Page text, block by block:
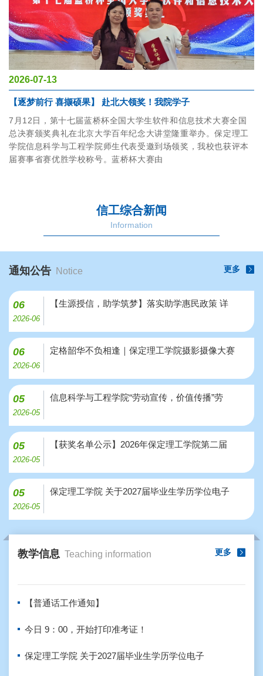
2026-07-13
【逐梦前行 喜撷硕果】 赴北大领奖！我院学子
7月12日，第十七届蓝桥杯全国大学生软件和信息技术大赛全国
总决赛颁奖典礼在北京大学百年纪念大讲堂隆重举办。保定理工
学院信息科学与工程学院师生代表受邀到场领奖，我校也获评本
届赛事省赛优胜学校称号。蓝桥杯大赛由
信工综合新闻
Information
更多
通知公告 Notice
06
2026-06
【生源授信，助学筑梦】落实助学惠民政策 详
06
2026-06
定格韶华不负相逢｜保定理工学院摄影摄像大赛
05
2026-05
信息科学与工程学院“劳动宣传，价值传播”劳
05
2026-05
【获奖名单公示】2026年保定理工学院第二届
05
2026-05
保定理工学院 关于2027届毕业生学历学位电子
更多
教学信息 Teaching information
【普通话工作通知】
今日 9：00，开始打印准考证！
保定理工学院 关于2027届毕业生学历学位电子